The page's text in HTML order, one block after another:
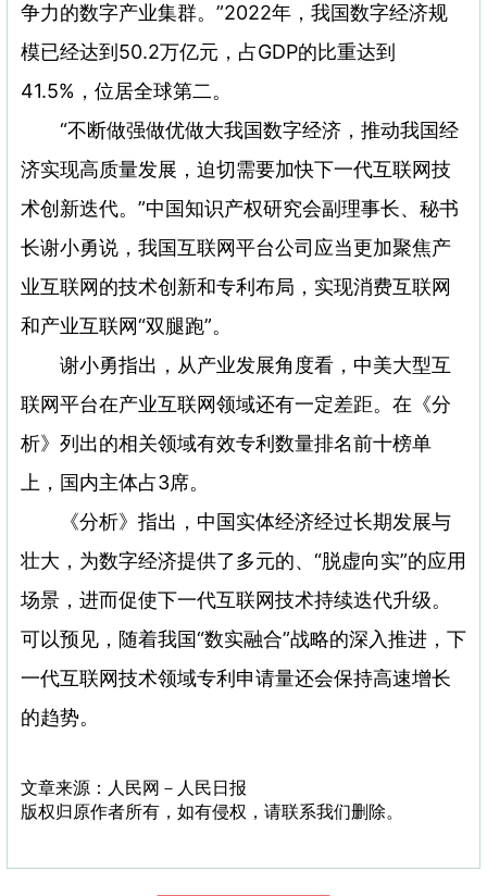
争力的数字产业集群。”2022年，我国数字经济规
模已经达到50.2万亿元，占GDP的比重达到
41.5%，位居全球第二。
“不断做强做优做大我国数字经济，推动我国经
济实现高质量发展，迫切需要加快下一代互联网技
术创新迭代。”中国知识产权研究会副理事长、秘书
长谢小勇说，我国互联网平台公司应当更加聚焦产
业互联网的技术创新和专利布局，实现消费互联网
和产业互联网“双腿跑”。
谢小勇指出，从产业发展角度看，中美大型互
联网平台在产业互联网领域还有一定差距。在《分
析》列出的相关领域有效专利数量排名前十榜单
上，国内主体占3席。
《分析》指出，中国实体经济经过长期发展与
壮大，为数字经济提供了多元的、“脱虚向实”的应用
场景，进而促使下一代互联网技术持续迭代升级。
可以预见，随着我国“数实融合”战略的深入推进，下
一代互联网技术领域专利申请量还会保持高速增长
的趋势。
文章来源：人民网－人民日报
版权归原作者所有，如有侵权，请联系我们删除。